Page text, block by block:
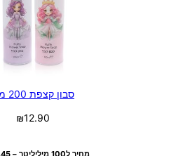
סבון קצפת 200 מ'ל
₪12.90
מחיר ל100 מיליליטר – 6.45 ש"ח